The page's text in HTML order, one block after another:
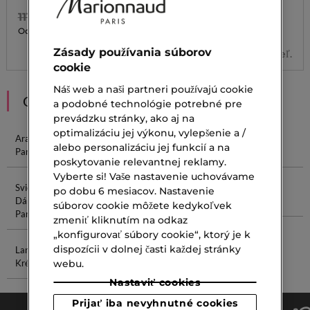
111,00 €
Od
2 veľ. 3 veľ.
ODPORÚČANIA
Arabské
Parfumy
Parfum SK
Parfum Jean
Paul Gaultier
Značkové
Svieže
Dámske
Parfémy
Angel Parfum
Sady Na
Vianoce
Lancôme
Krém Na Tvár
Kozmetika A
Zásady používania súborov
cookie
Náš web a naši partneri používajú cookie
a podobné technológie potrebné pre
prevádzku stránky, ako aj na
optimalizáciu jej výkonu, vylepšenie a /
alebo personalizáciu jej funkcií a na
poskytovanie relevantnej reklamy.
Vyberte si! Vaše nastavenie uchovávame
po dobu 6 mesiacov. Nastavenie
súborov cookie môžete kedykoľvek
zmeniť kliknutím na odkaz
„konfigurovať súbory cookie“, ktorý je k
dispozícii v dolnej časti každej stránky
webu.
Nastaviť cookies
Prijať iba nevyhnutné cookies